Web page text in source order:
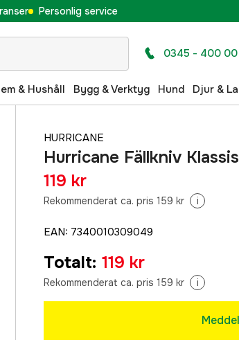
Personlig service
0345 - 400 00
& Hushåll Bygg & Verktyg Hund Djur &
HURRICANE
Hurricane Fällkniv
119 kr
Rekommenderat ca. pris 159 kr i
EAN: 7340010309049
Totalt: 119 kr
Rekommenderat ca. pris 159 kr i